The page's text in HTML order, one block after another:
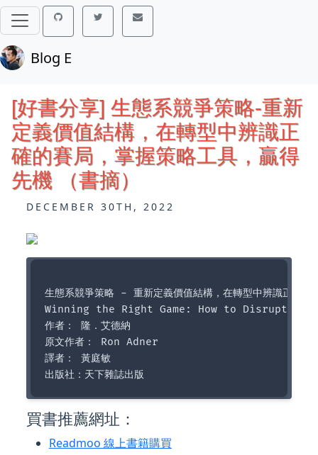
Blog E
[好書分享] 生態系競爭策略-重新
定義價值結構，在轉型中辨識正
確的賽局，掌握策略工具，贏得
先機 （書摘）
DECEMBER 30TH, 2022
生態系競爭策略 - 重新定義價值結構，在轉型中辨識正確的
Winning the Right Game: How to Disrupt,
作者： 隆．艾德納
原文作者： Ron Adner
譯者： 黃庭敏
買書推薦網址：
Readmoo 線上書籍購買